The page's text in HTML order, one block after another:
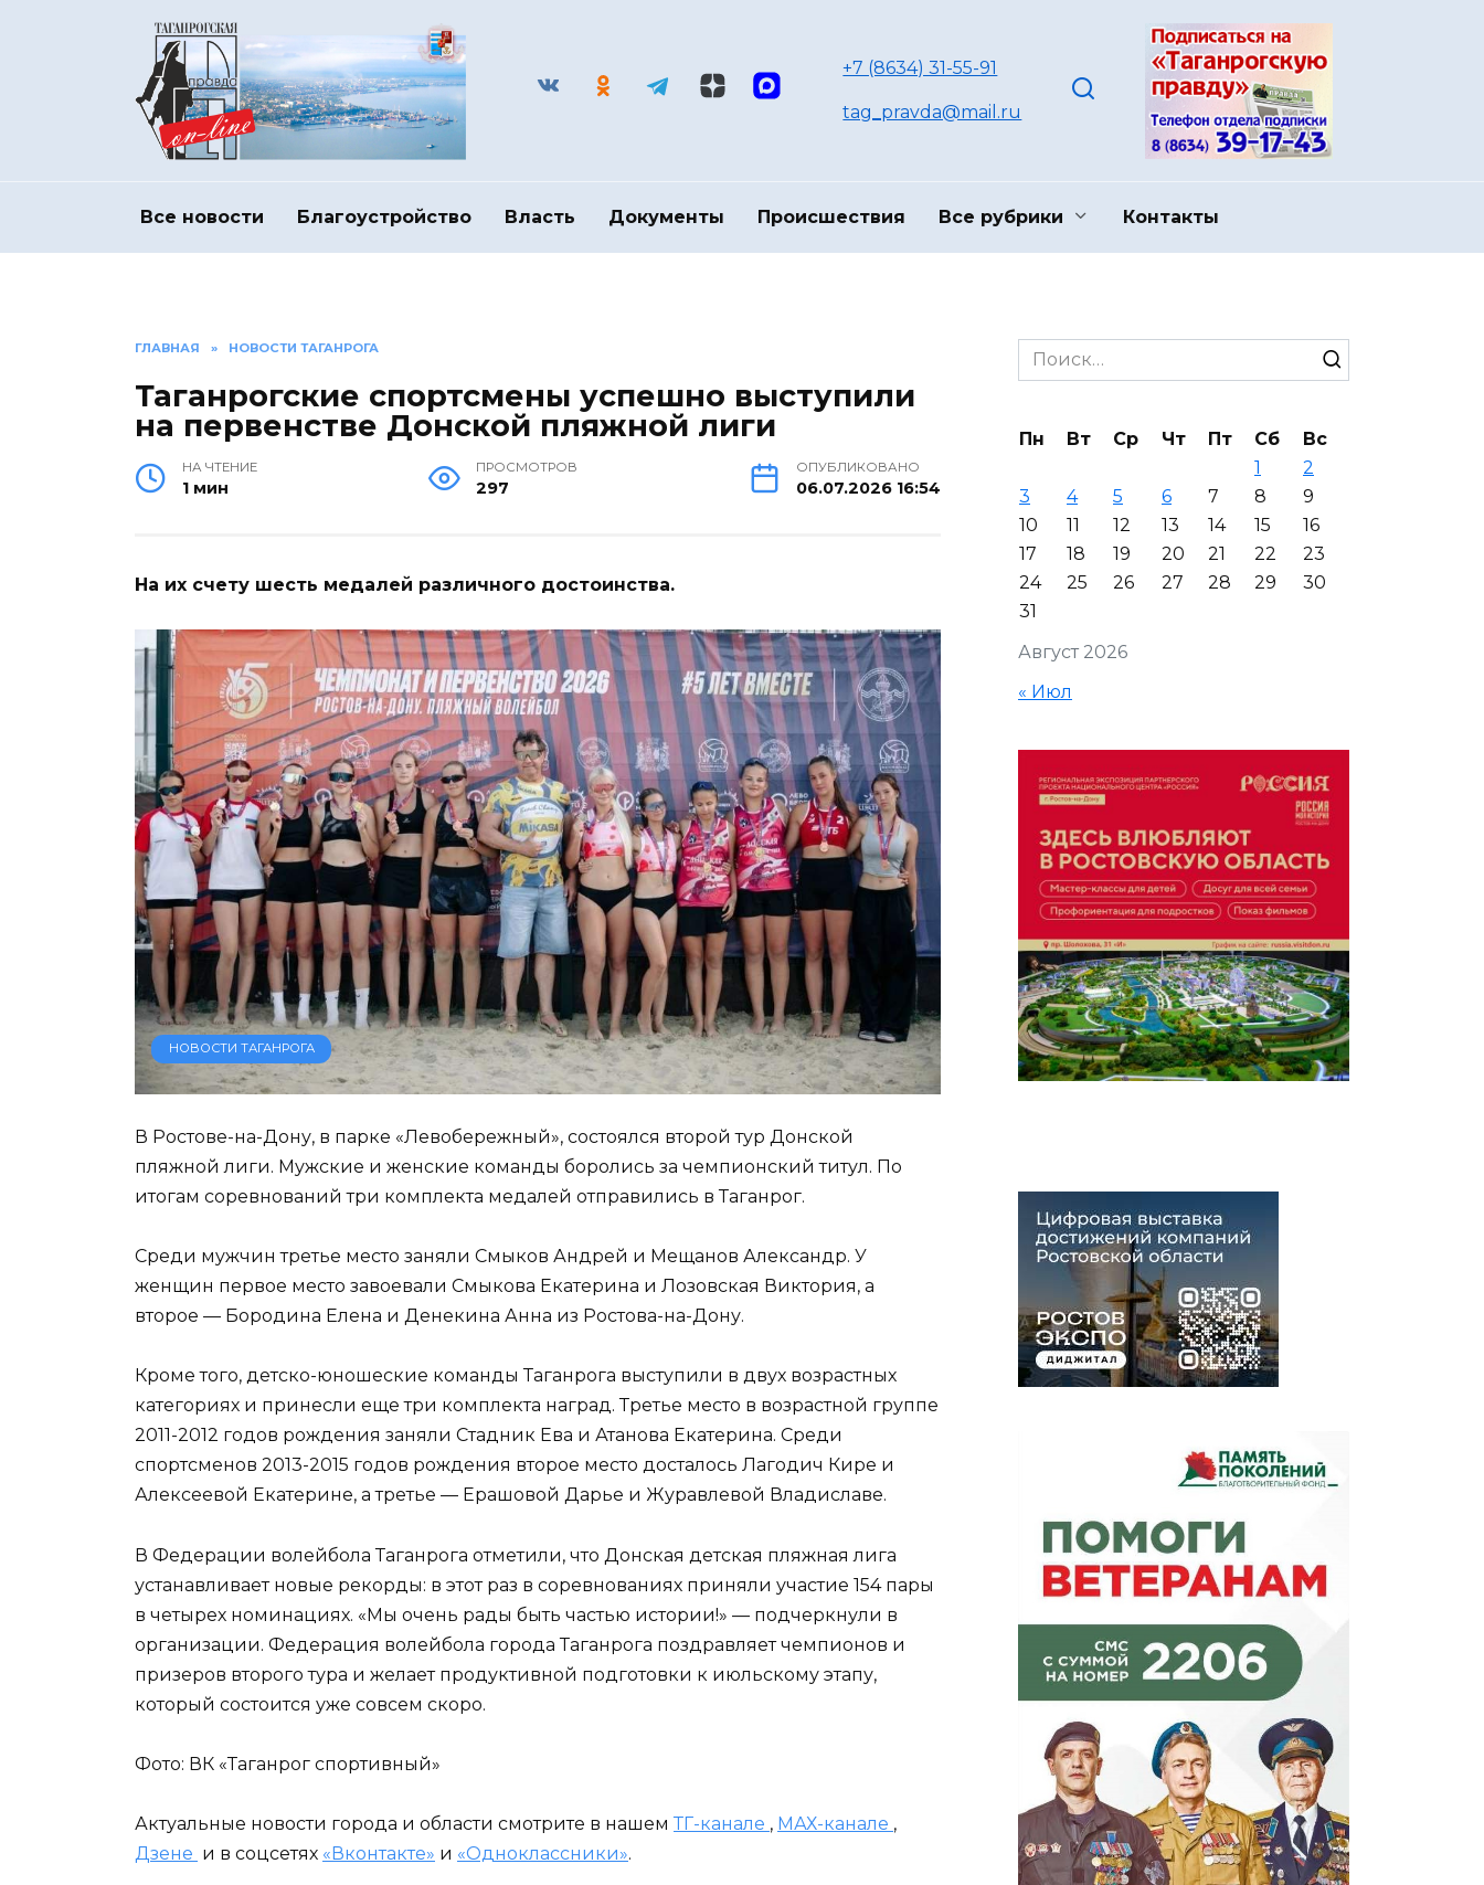
+7 (8634) 31-55-91
tag_pravda@mail.ru
Все новости Благоустройство Власть Документы Происшествия Все рубрики Контакты
ГЛАВНАЯ » НОВОСТИ ТАГАНРОГА
Таганрогские спортсмены успешно выступили
на первенстве Донской пляжной лиги
НА ЧТЕНИЕ
1 мин
ПРОСМОТРОВ
297
ОПУБЛИКОВАНО
06.07.2026 16:54
На их счету шесть медалей различного достоинства.
НОВОСТИ ТАГАНРОГА
В Ростове-на-Дону, в парке «Левобережный», состоялся второй тур Донской
пляжной лиги. Мужские и женские команды боролись за чемпионский титул. По
итогам соревнований три комплекта медалей отправились в Таганрог.
Среди мужчин третье место заняли Смыков Андрей и Мещанов Александр. У
женщин первое место завоевали Смыкова Екатерина и Лозовская Виктория, а
второе — Бородина Елена и Денекина Анна из Ростова-на-Дону.
Кроме того, детско-юношеские команды Таганрога выступили в двух возрастных
категориях и принесли еще три комплекта наград. Третье место в возрастной группе
2011-2012 годов рождения заняли Стадник Ева и Атанова Екатерина. Среди
спортсменов 2013-2015 годов рождения второе место досталось Лагодич Кире и
Алексеевой Екатерине, а третье — Ерашовой Дарье и Журавлевой Владиславе.
В Федерации волейбола Таганрога отметили, что Донская детская пляжная лига
устанавливает новые рекорды: в этот раз в соревнованиях приняли участие 154 пары
в четырех номинациях. «Мы очень рады быть частью истории!» — подчеркнули в
организации. Федерация волейбола города Таганрога поздравляет чемпионов и
призеров второго тура и желает продуктивной подготовки к июльскому этапу,
который состоится уже совсем скоро.
Фото: ВК «Таганрог спортивный»
Актуальные новости города и области смотрите в нашем ТГ-канале , МАХ-канале ,
Дзене и в соцсетях «Вконтакте» и «Одноклассники».
Search
for:
Август 2026
Пн Вт Ср Чт Пт Сб
Вс
1
2
3
4 5 6 7 8
9
10
11 12 13 14 15
16
17
18 19 20 21 22
23
24
25 26 27 28 29
30
31
« Июл